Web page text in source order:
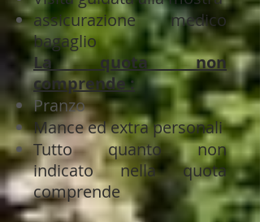
assicurazione medico
bagaglio
La quota non
comprende :
Pranzo
Mance ed extra personali
Tutto quanto non
indicato nella quota
comprende